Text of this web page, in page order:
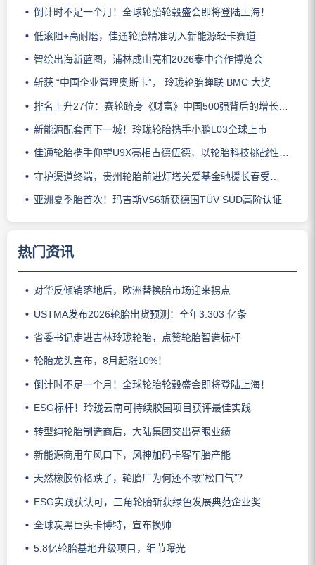
倒计时不足一个月！全球轮胎轮毂盛会即将登陆上海！
低滚阻+高耐磨，佳通轮胎精准切入新能源轻卡赛道
智绘出海新蓝图，浦林成山亮相2026泰中合作博览会
斩获 “中国企业管理奥斯卡”， 玲珑轮胎蝉联 BMC 大奖
排名上升27位：赛轮跻身《财富》中国500强背后的增长逻辑
新能源配套再下一城！玲珑轮胎携手小鹏L03全球上市
佳通轮胎携手仰望U9X亮相古德伍德，以轮胎科技挑战性能边界
守护渠道终端，贵州轮胎前进灯塔关爱基金驰援长春受灾门店
亚洲夏季胎首次！玛吉斯VS6斩获德国TÜV SÜD高阶认证
热门资讯
对华反倾销落地后，欧洲替换胎市场迎来拐点
USTMA发布2026轮胎出货预测：全年3.303 亿条
省委书记走进吉林玲珑轮胎，点赞轮胎智造标杆
轮胎龙头宣布，8月起涨10%！
倒计时不足一个月！全球轮胎轮毂盛会即将登陆上海！
ESG标杆！玲珑云南可持续胶园项目获评最佳实践
转型纯轮胎制造商后，大陆集团交出亮眼业绩
新能源商用车风口下，风神加码卡客车胎产能
天然橡胶价格跌了，轮胎厂为何还不敢“松口气”？
ESG实践获认可，三角轮胎斩获绿色发展典范企业奖
全球炭黑巨头卡博特，宣布换帅
5.8亿轮胎基地升级项目，细节曝光